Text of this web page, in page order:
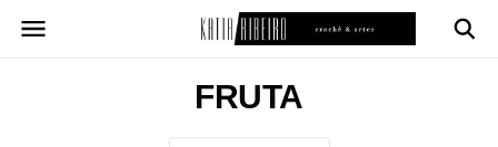
para
FRUTA